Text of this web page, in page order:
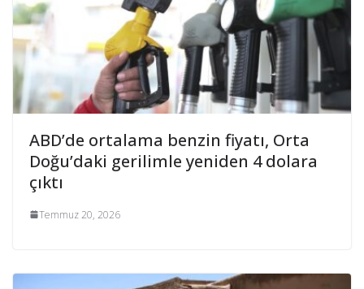
ABD’de ortalama benzin fiyatı, Orta
Doğu’daki gerilimle yeniden 4 dolara
çıktı
Temmuz 20, 2026